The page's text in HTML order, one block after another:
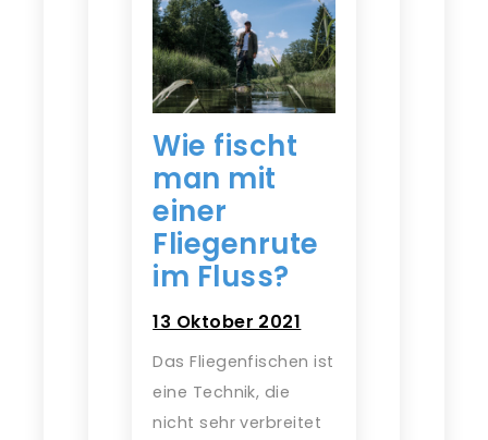
Wie fischt
man mit
einer
Fliegenrute
im Fluss?
13 Oktober 2021
Das Fliegenfischen ist
eine Technik, die
nicht sehr verbreitet